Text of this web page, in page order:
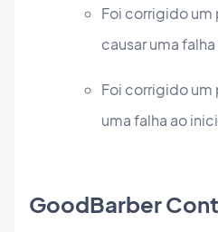
Foi corrigido
causar uma
Foi corrigido um
uma falha ao
GoodBarber